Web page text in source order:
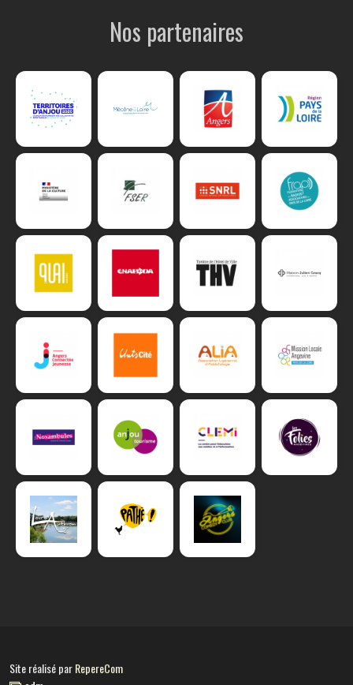
Nos partenaires
Site réalisé parRepereCom